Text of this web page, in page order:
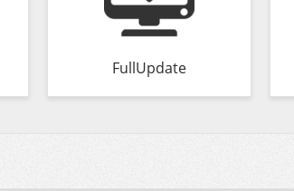
FullUpdate